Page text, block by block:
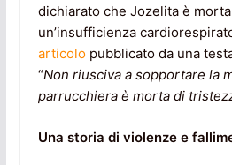
dichiarato che Jozelita è
un’insufficienza
articolopubblicato da una
“Non riusciva a sopportare la
parrucchiera è morta di
Una storia di violenze e